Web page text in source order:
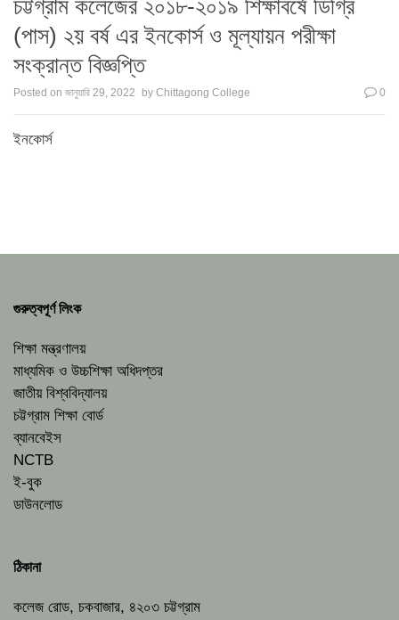
চট্টগ্রাম কলেজের ২০১৮-২০১৯ শিক্ষাবর্ষে ডিগ্রি
(পাস) ২য় বর্ষ এর ইনকোর্স ও মূল্যায়ন পরীক্ষা
সংক্রান্ত বিজ্ঞপ্তি
Posted on জানুয়ারি 29, 2022 by Chittagong College 0
ইনকোর্স
গুরুত্বপূর্ণ লিংক
শিক্ষা মন্ত্রণালয়
মাধ্যমিক ও উচ্চশিক্ষা অধিদপ্তর
জাতীয় বিশ্ববিদ্যালয়
চট্টগ্রাম শিক্ষা বোর্ড
ব্যানবেইস
NCTB
ই-বুক
ডাউনলোড
ঠিকানা
কলেজ রোড, চকবাজার, ৪২০৩ চট্টগ্রাম